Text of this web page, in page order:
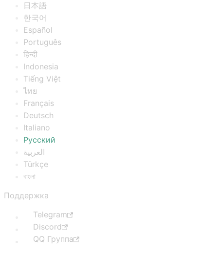
日本語
한국어
Español
Português
हिन्दी
Indonesia
Tiếng Việt
ไทย
Français
Deutsch
Italiano
Русский
العربية
Türkçe
বাংলা
Поддержка
Telegram
Discord
QQ Группа